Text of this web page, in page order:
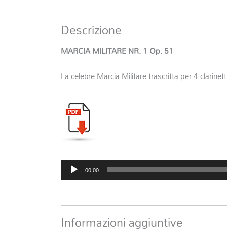
Descrizione
MARCIA MILITARE NR. 1 Op. 51
La celebre Marcia Militare trascritta per 4
Audio
Player
00:00
Informazioni aggiuntive